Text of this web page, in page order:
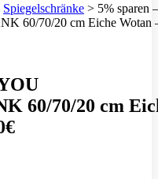
Spiegelschränke > 5% sparen –
60/70/20 cm Eiche Wotan
60/70/20 cm